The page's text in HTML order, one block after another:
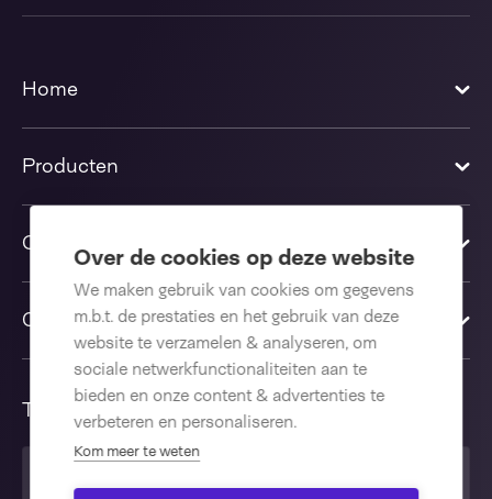
Over de cookies op deze website
We maken gebruik van cookies om gegevens
m.b.t. de prestaties en het gebruik van deze
website te verzamelen & analyseren, om
sociale netwerkfunctionaliteiten aan te
bieden en onze content & advertenties te
verbeteren en personaliseren.
Kom meer te weten
Home
Producten
Oplossingen
Contact us
Taal